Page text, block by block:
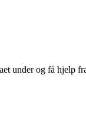
under og få hjelp